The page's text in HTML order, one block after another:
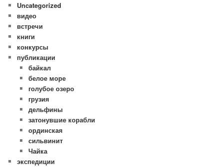
Uncategorized
видео
встречи
книги
конкурсы
публикации
байкал
белое море
голубое озеро
грузия
дельфины
затонувшие корабли
ординская
сильвинит
Чайка
экспедиции